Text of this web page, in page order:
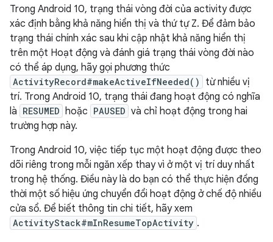
Trong Android 10, trạng thái vòng đời của activity được
xác định bằng khả năng hiển thị và thứ tự Z. Để đảm bảo
trạng thái chính xác sau khi cập nhật khả năng hiển thị
trên một Hoạt động và đánh giá trạng thái vòng đời nào
có thể áp dụng, hãy gọi phương thức
ActivityRecord#makeActiveIfNeeded()
từ nhiều vị
trí. Trong Android 10, trạng thái đang hoạt động có nghĩa
là RESUMED hoặc PAUSED và chỉ hoạt động trong hai
trường hợp này.
Trong Android 10, việc tiếp tục một hoạt động được theo
dõi riêng trong mỗi ngăn xếp thay vì ở một vị trí duy nhất
trong hệ thống. Điều này là do bạn có thể thực hiện đồng
thời một số hiệu ứng chuyển đổi hoạt động ở chế độ nhiều
cửa sổ. Để biết thông tin chi tiết, hãy xem
ActivityStack#mInResumeTopActivity .